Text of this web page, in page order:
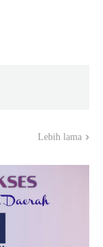
Lebih lama